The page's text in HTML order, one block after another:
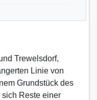
Trewelsdorf,
Linie von
Grundstück des
sich Reste einer